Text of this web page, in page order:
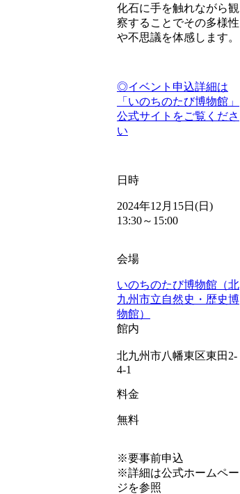
化石に手を触れながら観
察することでその多様性
や不思議を体感します。
◎イベント申込詳細は
「 いのちのたび博物館」
公式サイトをご覧くださ
い
日時
2024年12月15日(日)
13:30～15:00
会場
いのちのたび博物館（北
九州市立自然史・歴史博
物館）
館内
北九州市八幡東区東田2-
4-1
料金
無料
※要事前申込
※詳細は公式ホームペー
ジを参照